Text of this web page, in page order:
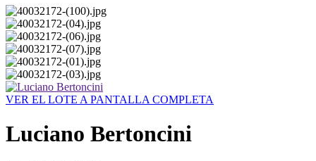
VER EL LOTE A PANTALLA COMPLETA
Luciano Bertoncini